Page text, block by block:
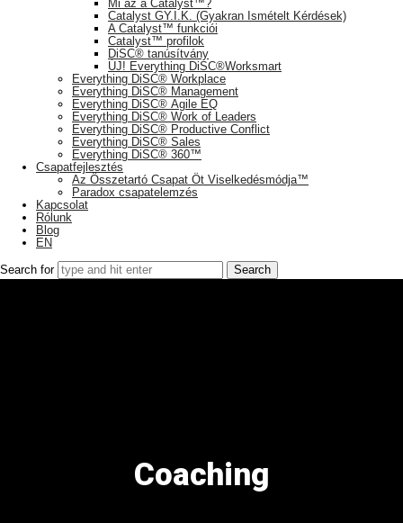
Mi az a Catalyst™?
Catalyst GY.I.K. (Gyakran Ismételt Kérdések)
A Catalyst™ funkciói
Catalyst™ profilok
DiSC® tanúsítvány
ÚJ! Everything DiSC®Worksmart
Everything DiSC® Workplace
Everything DiSC® Management
Everything DiSC® Agile EQ
Everything DiSC® Work of Leaders
Everything DiSC® Productive Conflict
Everything DiSC® Sales
Everything DiSC® 360™
Csapatfejlesztés
Az Összetartó Csapat Öt Viselkedésmódja™
Paradox csapatelemzés
Kapcsolat
Rólunk
Blog
EN
Search for
Coaching